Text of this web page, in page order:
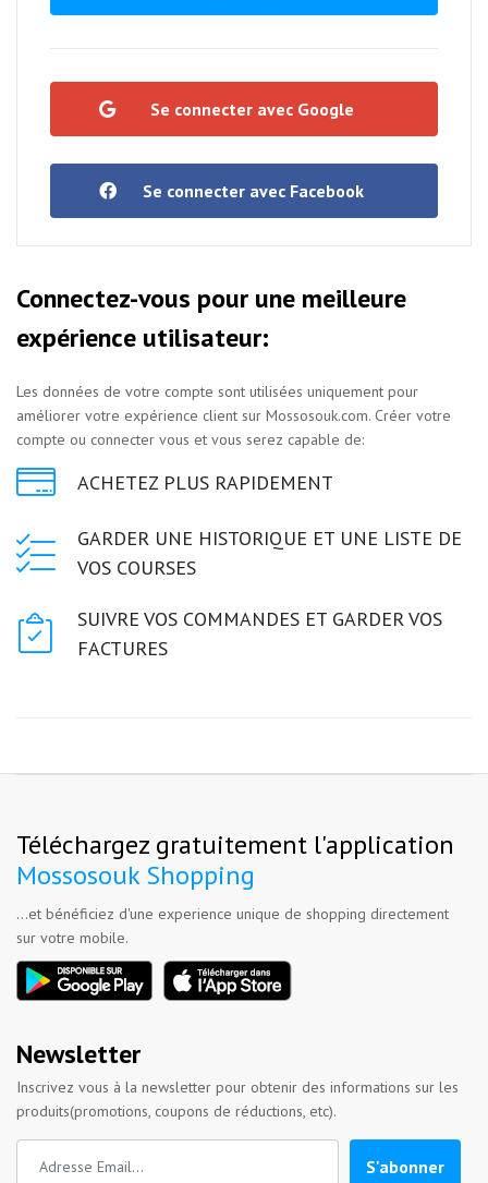
Se connecter avec Google
Se connecter avec Facebook
Connectez-vous pour une meilleure
expérience utilisateur:
Les données de votre compte sont utilisées uniquement pour
améliorer votre expérience client sur Mossosouk.com. Créer votre
compte ou connecter vous et vous serez capable de:
ACHETEZ PLUS RAPIDEMENT
GARDER UNE HISTORIQUE ET UNE LISTE DE
VOS COURSES
SUIVRE VOS COMMANDES ET GARDER VOS
FACTURES
Téléchargez gratuitement l'application
Mossosouk Shopping
...et bénéficiez d'une experience unique de shopping directement
sur votre mobile.
Newsletter
Inscrivez vous à la newsletter pour obtenir des informations sur les
produits(promotions, coupons de réductions, etc).
S'abonner